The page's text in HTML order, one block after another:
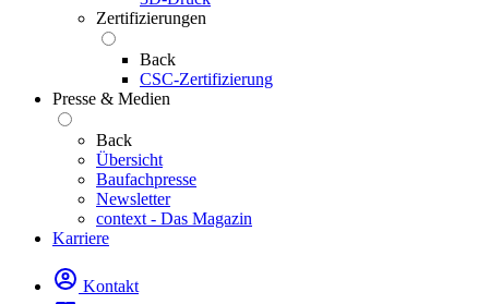
Zertifizierungen
Back
CSC-Zertifizierung
Presse & Medien
Back
Übersicht
Baufachpresse
Newsletter
context - Das Magazin
Karriere
Kontakt